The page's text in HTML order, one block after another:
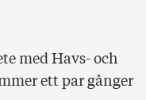
med Havs- och
ett par gånger